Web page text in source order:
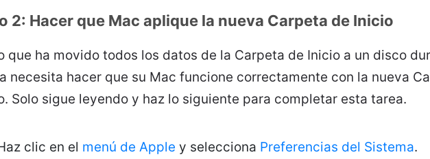
2: Hacer que Mac aplique la nueva Carpeta de Inicio
que ha movido todos los datos de la Carpeta de Inicio a un disco
necesita hacer que su Mac funcione correctamente con la nueva
Solo sigue leyendo y haz lo siguiente para completar esta tarea.
clic en el menú de Apple y selecciona Preferencias del Sistema.